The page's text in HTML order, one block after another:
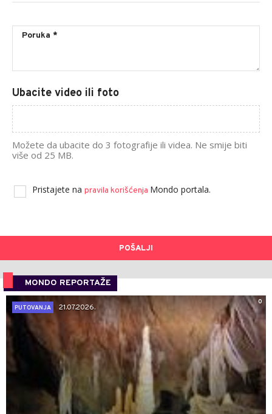
Ubacite video ili foto
Možete da ubacite do 3 fotografije ili videa. Ne smije biti
više od 25 MB.
Pristajete na pravila korišćenja Mondo portala.
POŠALJI
MONDO REPORTAŽE
0
PUTOVANJA
21.07.2026.